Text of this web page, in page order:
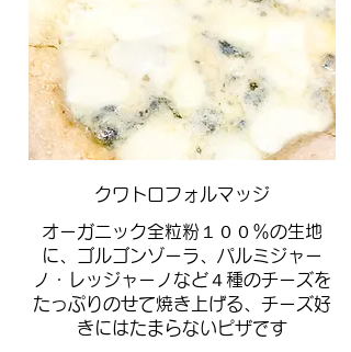
クワトロフォルマッジ
オーガニック全粒粉１００％の生地
に、ゴルゴンゾーラ、パルミジャー
ノ・レッジャーノなど４種のチーズを
たっぷりのせて焼き上げる、チーズ好
きにはたまらないピザです